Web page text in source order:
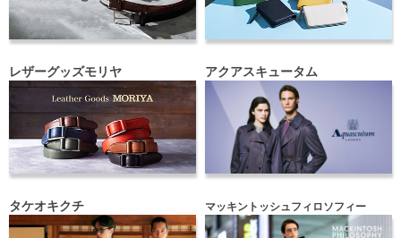
レザーグッズモリヤ アクアスキュータム
タケオキクチ マッキントッシュフィロソフィー